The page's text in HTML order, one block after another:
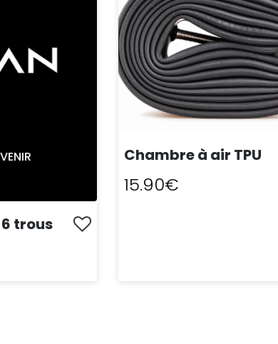
6 trous
Chambre à air TPU
15.90€